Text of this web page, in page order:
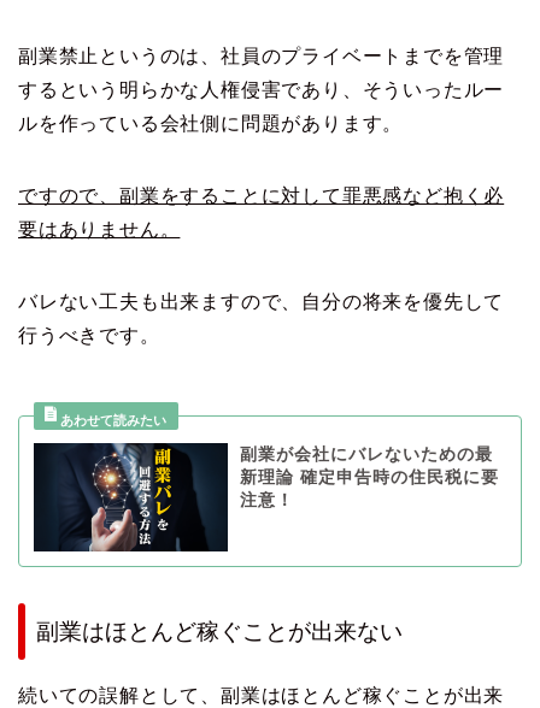
副業禁止というのは、社員のプライベートまでを管理
するという明らかな人権侵害であり、そういったルー
ルを作っている会社側に問題があります。
ですので、副業をすることに対して罪悪感など抱く必
要はありません。
バレない工夫も出来ますので、自分の将来を優先して
行うべきです。
副業が会社にバレないための最
新理論 確定申告時の住民税に要
注意！
副業はほとんど稼ぐことが出来ない
続いての誤解として、副業はほとんど稼ぐことが出来